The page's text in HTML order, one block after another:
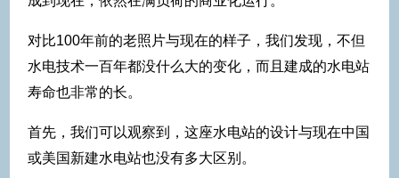
对比100年前的老照片与现在的样子，我们发现，不但
水电技术一百年都没什么大的变化，而且建成的水电站
寿命也非常的长。
首先，我们可以观察到，这座水电站的设计与现在中国
或美国新建水电站也没有多大区别。